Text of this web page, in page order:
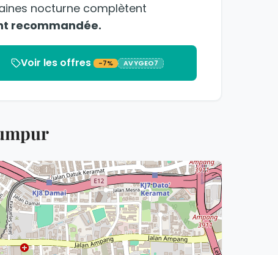
nocturne complètent
recommandée.
Voir les offres -7% AVYGEO7